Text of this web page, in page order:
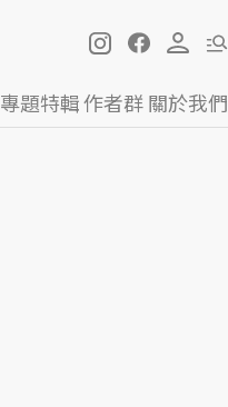
專題特輯作者群關於我們